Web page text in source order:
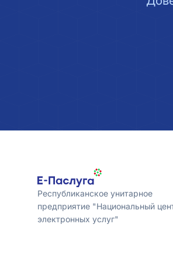
Республиканское унитарное
предприятие "Национальный
электронных услуг"